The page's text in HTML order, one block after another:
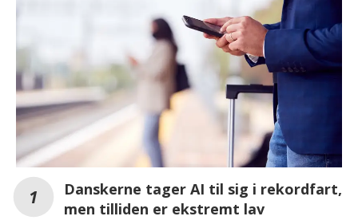
Danskerne tager AI til sig i rekordfart,
men tilliden er ekstremt lav